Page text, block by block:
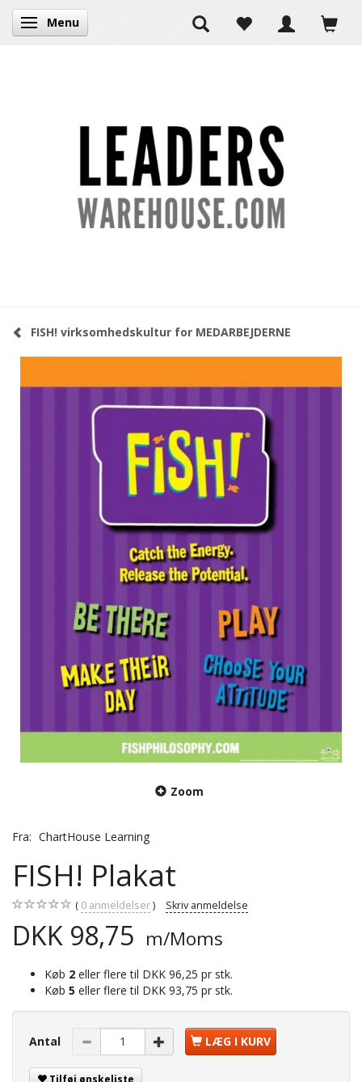
Skifte navigation
Menu
FISH! virksomhedskultur for MEDARBEJDERNE
Zoom
Fra: ChartHouse Learning
FISH! Plakat
0 anmeldelser Skriv anmeldelse
DKK 98,75 m/Moms
Køb 2 eller flere til DKK 96,25 pr stk.
Køb 5 eller flere til DKK 93,75 pr stk.
Antal LÆG I KURV
Tilføj ønskeliste